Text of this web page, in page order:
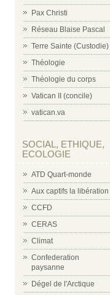
Pax Christi
Réseau Blaise Pascal
Terre Sainte (Custodie)
Théologie
Théologie du corps
Vatican II (concile)
vatican.va
SOCIAL, ETHIQUE,
ECOLOGIE
ATD Quart-monde
Aux captifs la libération
CCFD
CERAS
Climat
Confederation
paysanne
Dégel de l'Arctique